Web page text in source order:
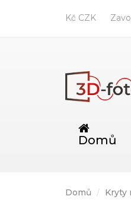
Kč CZK
Domů
Domů Kryty